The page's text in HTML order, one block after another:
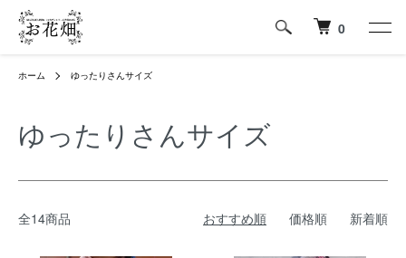
0
ホーム ゆったりさんサイズ
ゆったりさんサイズ
全14商品 おすすめ順 価格順 新着順